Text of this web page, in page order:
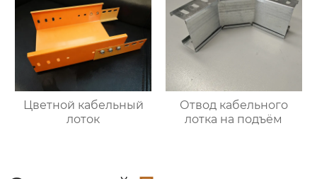
Цветной кабельный
лоток
Отвод кабельного
лотка на подъём